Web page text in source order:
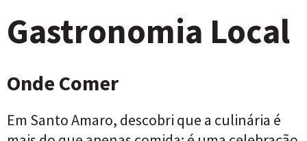
Gastronomia Local
Onde Comer
Em Santo Amaro, descobri que a culinária é